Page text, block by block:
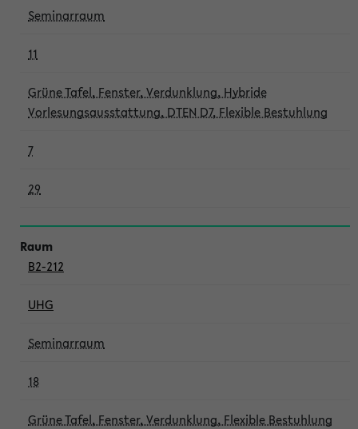
Seminarraum
11
Grüne Tafel, Fenster, Verdunklung, Hybride
Vorlesungsausstattung, DTEN D7, Flexible Bestuhlung
7
29
B2-212
UHG
Seminarraum
18
Grüne Tafel, Fenster, Verdunklung, Flexible Bestuhlung